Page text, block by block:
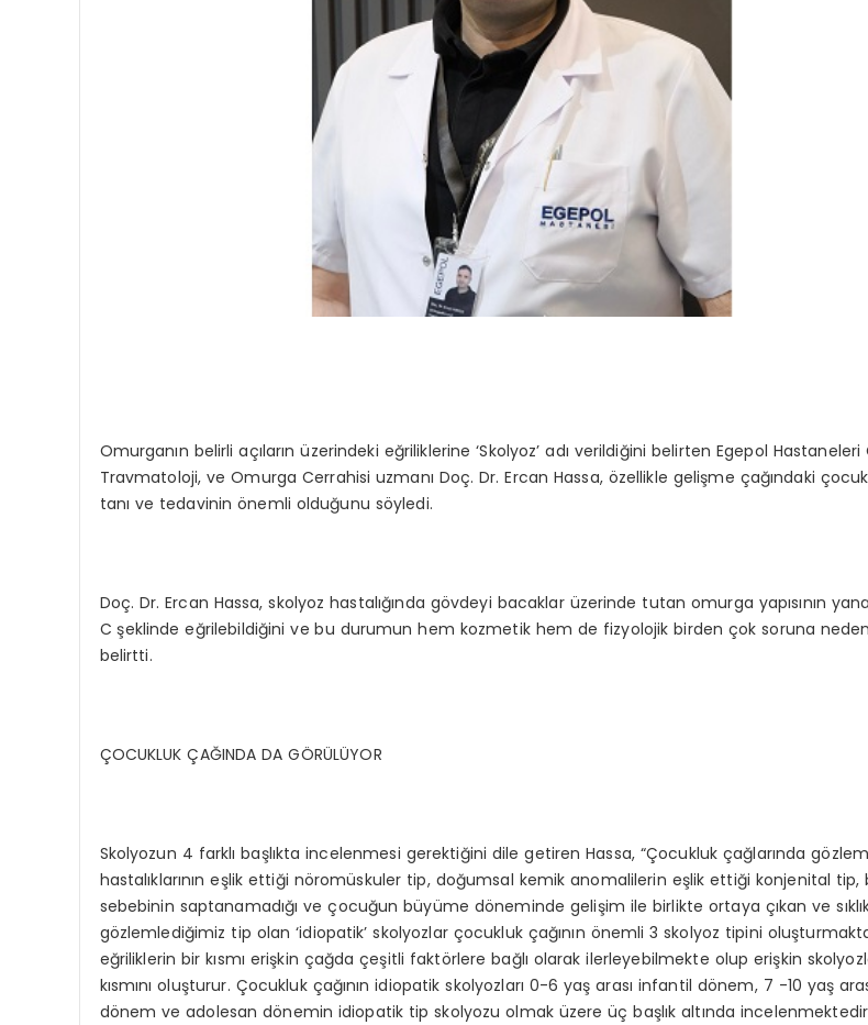
Omurganın belirli açıların üzerindeki eğriliklerine ‘Skolyoz’ adı verildiğini belirten Egepol
Travmatoloji, ve Omurga Cerrahisi uzmanı Doç. Dr. Ercan Hassa, özellikle gelişme çağındaki
tanı ve tedavinin önemli olduğunu söyledi.
Doç. Dr. Ercan Hassa, skolyoz hastalığında gövdeyi bacaklar üzerinde tutan omurga yapısının
C şeklinde eğrilebildiğini ve bu durumun hem kozmetik hem de fizyolojik birden çok soruna
belirtti.
ÇOCUKLUK ÇAĞINDA DA GÖRÜLÜYOR
Skolyozun 4 farklı başlıkta incelenmesi gerektiğini dile getiren Hassa, “Çocukluk çağlarında
hastalıklarının eşlik ettiği nöromüskuler tip, doğumsal kemik anomalilerin eşlik ettiği konjenital tip,
sebebinin saptanamadığı ve çocuğun büyüme döneminde gelişim ile birlikte ortaya çıkan ve
gözlemlediğimiz tip olan ‘idiopatik’ skolyozlar çocukluk çağının önemli 3 skolyoz tipini
eğriliklerin bir kısmı erişkin çağda çeşitli faktörlere bağlı olarak ilerleyebilmekte olup erişkin
kısmını oluşturur. Çocukluk çağının idiopatik skolyozları 0-6 yaş arası infantil dönem, 7 -10 yaş
dönem ve adolesan dönemin idiopatik tip skolyozu olmak üzere üç başlık altında